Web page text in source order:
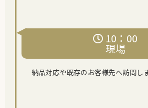
10：00
現場
納品対応や既存のお客様先へ訪問しま